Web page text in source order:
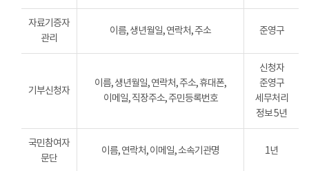
자료기증자
관리
이름, 생년월일, 연락처, 주소 준영구
기부신청자
이름, 생년월일, 연락처, 주소, 휴대폰,
이메일, 직장주소, 주민등록번호
신청자
준영구
세무처리
정보 5년
국민참여자
문단
이름, 연락처, 이메일, 소속기관명 1년